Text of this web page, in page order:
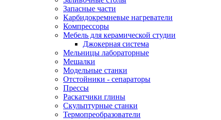
Запасные части
Карбидокремневые нагреватели
Компрессоры
Мебель для керамической студии
Джокерная система
Мельницы лабораторные
Мешалки
Модельные станки
Отстойники - сепараторы
Прессы
Раскатчики глины
Скульптурные станки
Термопреобразователи